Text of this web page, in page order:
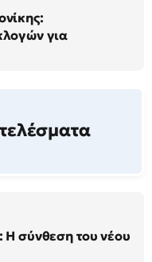
για
σύνθεση του νέου